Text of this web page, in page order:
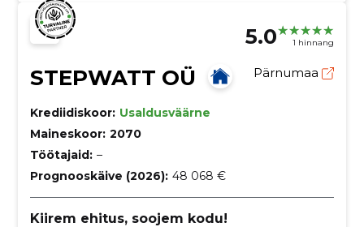
5.0 1 hinnang
STEPWATT OÜ Pärnumaa
Krediidiskoor: Usaldusväärne
Maineskoor: 2070
Töötajaid: –
Prognooskäive (2026): 48 068 €
Kiirem ehitus, soojem kodu!